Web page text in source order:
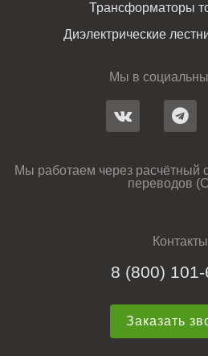
Трансформаторы
Диэлектрические
Мы в
Мы работаем через расчётный
переводов
Контакты
8 (800)
Заказать